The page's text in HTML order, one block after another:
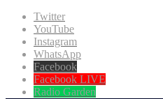
Twitter
YouTube
Instagram
WhatsApp
Facebook
Facebook LIVE
Radio Garden